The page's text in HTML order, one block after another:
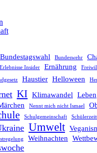
Bundestagswahl Bundeswehr
Erlebnisse Insider Ernährung
Haustier Helloween
KI Klimawandel Leben
Nennt mich nicht Ismael
Schulgemeinschaft
Umwelt
Weihnachten